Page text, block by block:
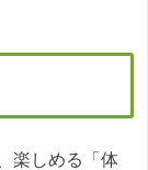
楽しめる「体